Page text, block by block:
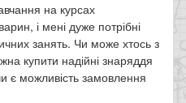
на курсах
і мені дуже потрібні
занять. Чи може хтось з
купити надійні знаряддя
є можливість замовлення